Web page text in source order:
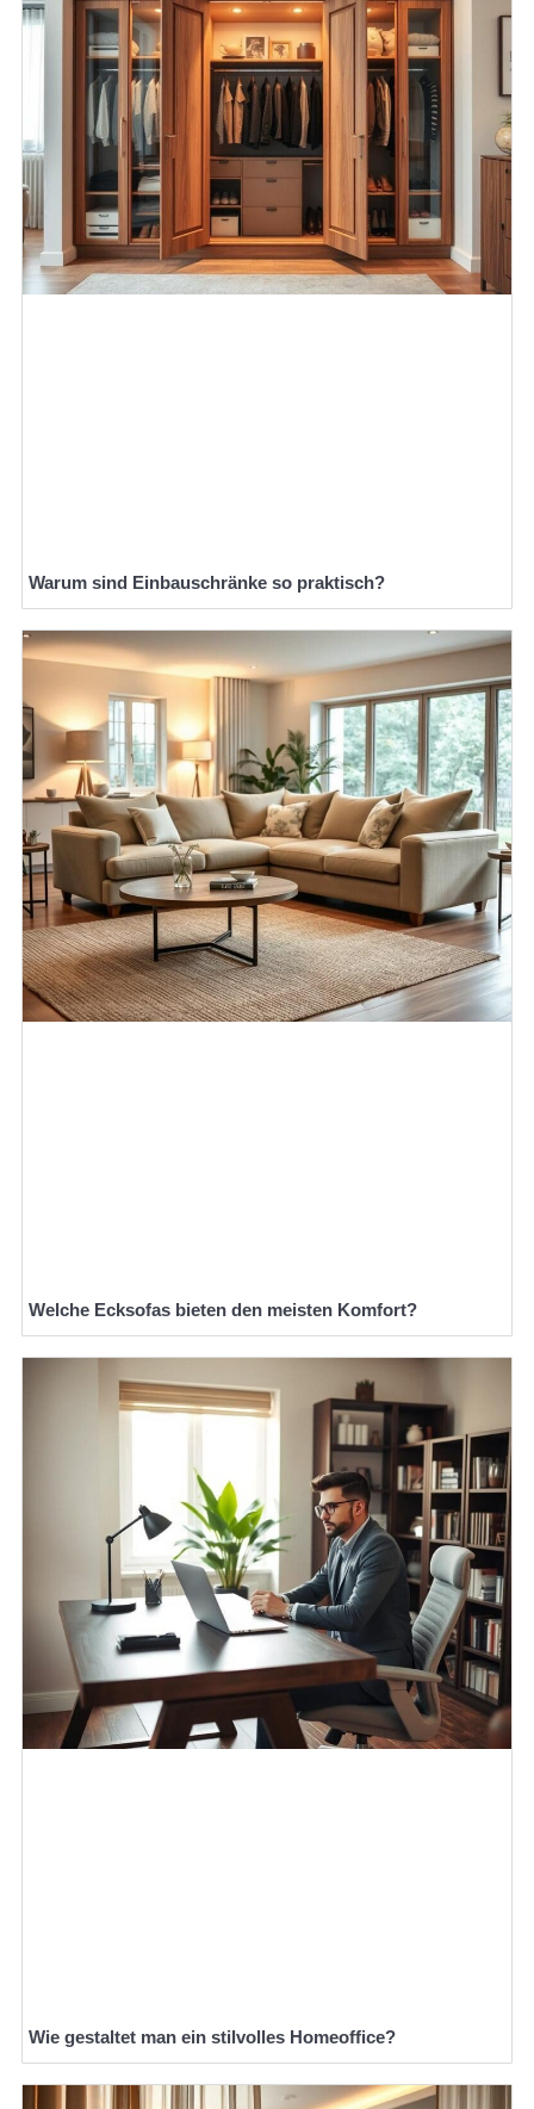
Warum sind Einbauschränke so praktisch?
Welche Ecksofas bieten den meisten Komfort?
Wie gestaltet man ein stilvolles Homeoffice?